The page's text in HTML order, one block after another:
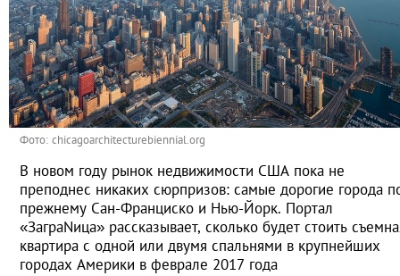
Фото: chicagoarchitecturebiennial.org
В новом году рынок недвижимости США пока не
преподнес никаких сюрпризов: самые дорогие города
прежнему Сан-Франциско и Нью-Йорк. Портал
«ЗаграNица» рассказывает, сколько будет стоить
квартира с одной или двумя спальнями в крупнейших
городах Америки в феврале 2017 года